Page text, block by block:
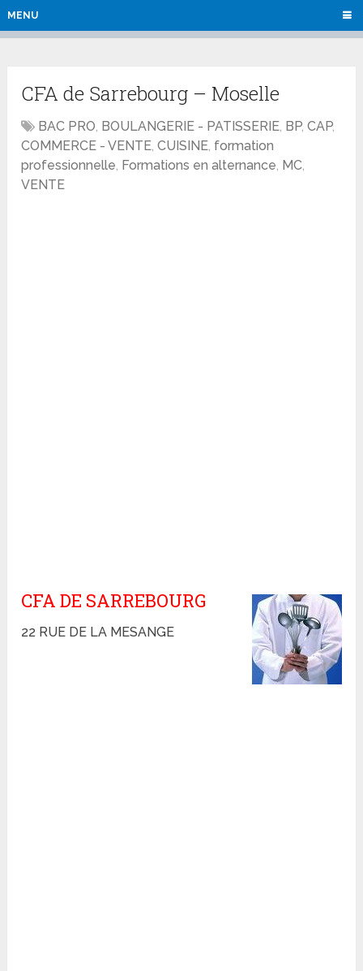
MENU
CFA de Sarrebourg – Moselle
BAC PRO, BOULANGERIE - PATISSERIE, BP,CAP,
COMMERCE - VENTE,CUISINE, formation
professionnelle, Formations en alternance, MC,
VENTE
CFA DE SARREBOURG
22 RUE DE LA MESANGE